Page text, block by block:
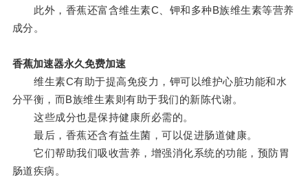
此外，香蕉还富含维生素C、钾和多种B族维生素等营养
成分。
香蕉加速器永久免费加速
维生素C有助于提高免疫力，钾可以维护心脏功能和水
分平衡，而B族维生素则有助于我们的新陈代谢。
这些成分也是保持健康所必需的。
最后，香蕉还含有益生菌，可以促进肠道健康。
它们帮助我们吸收营养，增强消化系统的功能，预防胃
肠道疾病。